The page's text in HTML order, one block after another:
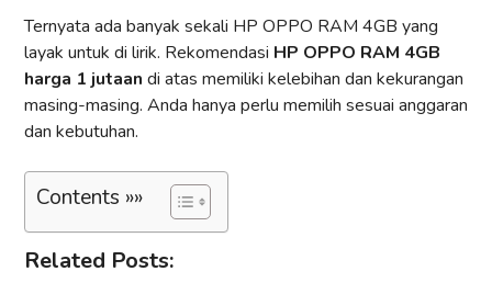
Ternyata ada banyak sekali HP OPPO RAM 4GB yang
layak untuk di lirik. Rekomendasi HP OPPO RAM 4GB
harga 1 jutaan di atas memiliki kelebihan dan kekurangan
masing-masing. Anda hanya perlu memilih sesuai anggaran
dan kebutuhan.
Contents »»
Related Posts: